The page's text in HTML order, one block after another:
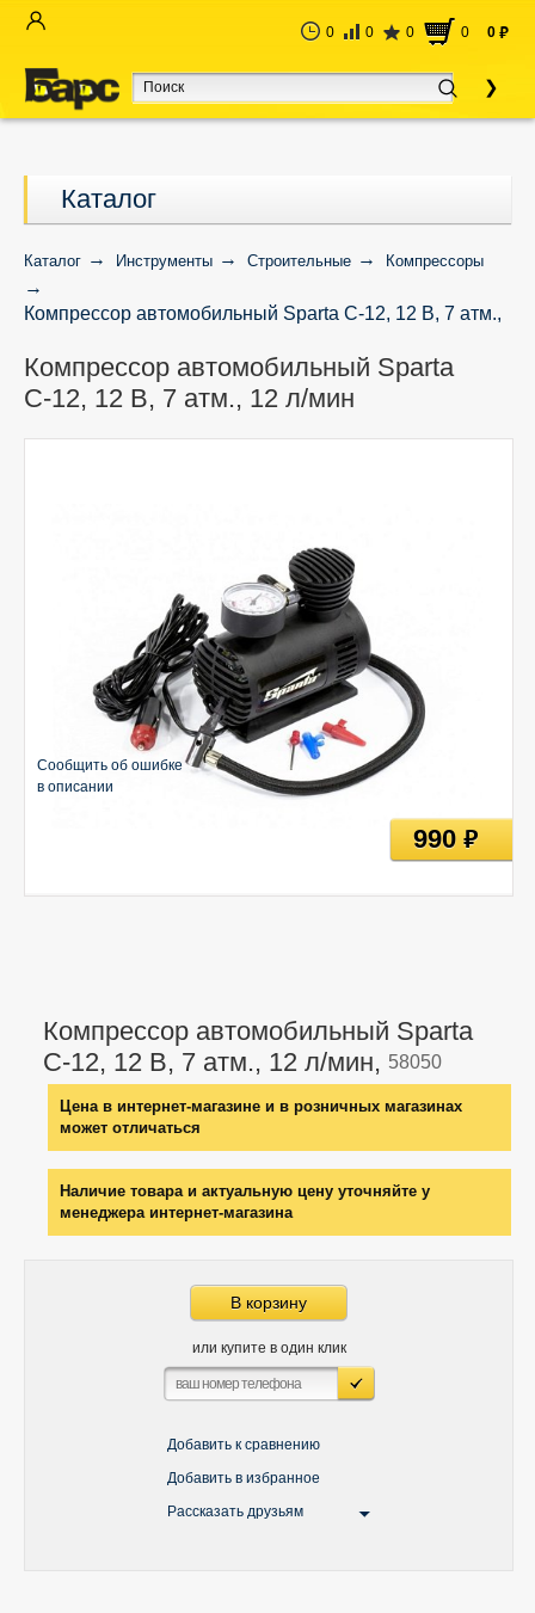
0 0 0 0 0 руб
Каталог
Каталог Инструменты Строительные Компрессоры
Компрессор автомобильный Sparta С-12, 12 В, 7 атм.,
Компрессор автомобильный Sparta
С-12, 12 В, 7 атм., 12 л/мин
Компрессор автомобильный Sparta
С-12, 12 В, 7 атм., 12 л/мин, 58050
Цена в интернет-магазине и в розничных магазинах
может отличаться
Наличие товара и актуальную цену уточняйте у
менеджера интернет-магазина
В корзину
или купите в один клик
Добавить к сравнению
Добавить в избранное
Рассказать друзьям
Сообщить об ошибке
в описании
990руб